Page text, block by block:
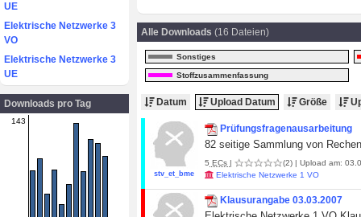
UE
Elektrische Netzwerke 3
VO
Elektrische Netzwerke 3
UE
Downloads pro Tag
143
Alle Downloads (16 Dateien)
Sonstiges
Stoffzusammenfassung
Datum Upload Datum Größe
stv_et_bme
Prüfungsfragenausarbeitung
82 seitige Sammlung von
5 ECs | (2) | Upload am:
Elektrische Netzwerke 1 VO
Klausurangabe 03.03.2007